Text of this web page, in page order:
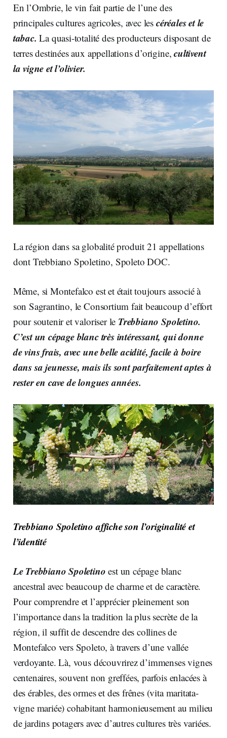
En l’Ombrie, le vin fait partie de l’une des
principales cultures agricoles, avec les céréales et le
tabac. La quasi-totalité des producteurs disposant de
terres destinées aux appellations d’origine,cultivent
la vigne et l’olivier.
La région dans sa globalité produit 21 appellations
dont Trebbiano Spoletino, Spoleto DOC.
Même, si Montefalco est et était toujours associé à
son Sagrantino, le Consortium fait beaucoup d’effort
pour soutenir et valoriser le Trebbiano Spoletino.
C’est un cépage blanc très intéressant, qui donne
de vins frais, avec une belle acidité, facile à boire
dans sa jeunesse, mais ils sont parfaitement aptes à
rester en cave de longues années.
Trebbiano Spoletino affiche son l’originalité et
l’identité
Le Trebbiano Spoletino est un cépage blanc
ancestral avec beaucoup de charme et de caractère.
Pour comprendre et l’apprécier pleinement son
l’importance dans la tradition la plus secrète de la
région, il suffit de descendre des collines de
Montefalco vers Spoleto, à travers d’une vallée
verdoyante. Là, vous découvrirez d’immenses vignes
centenaires, souvent non greffées, parfois enlacées à
des érables, des ormes et des frênes (vita maritata-
vigne mariée) cohabitant harmonieusement au milieu
de jardins potagers avec d’autres cultures très variées.